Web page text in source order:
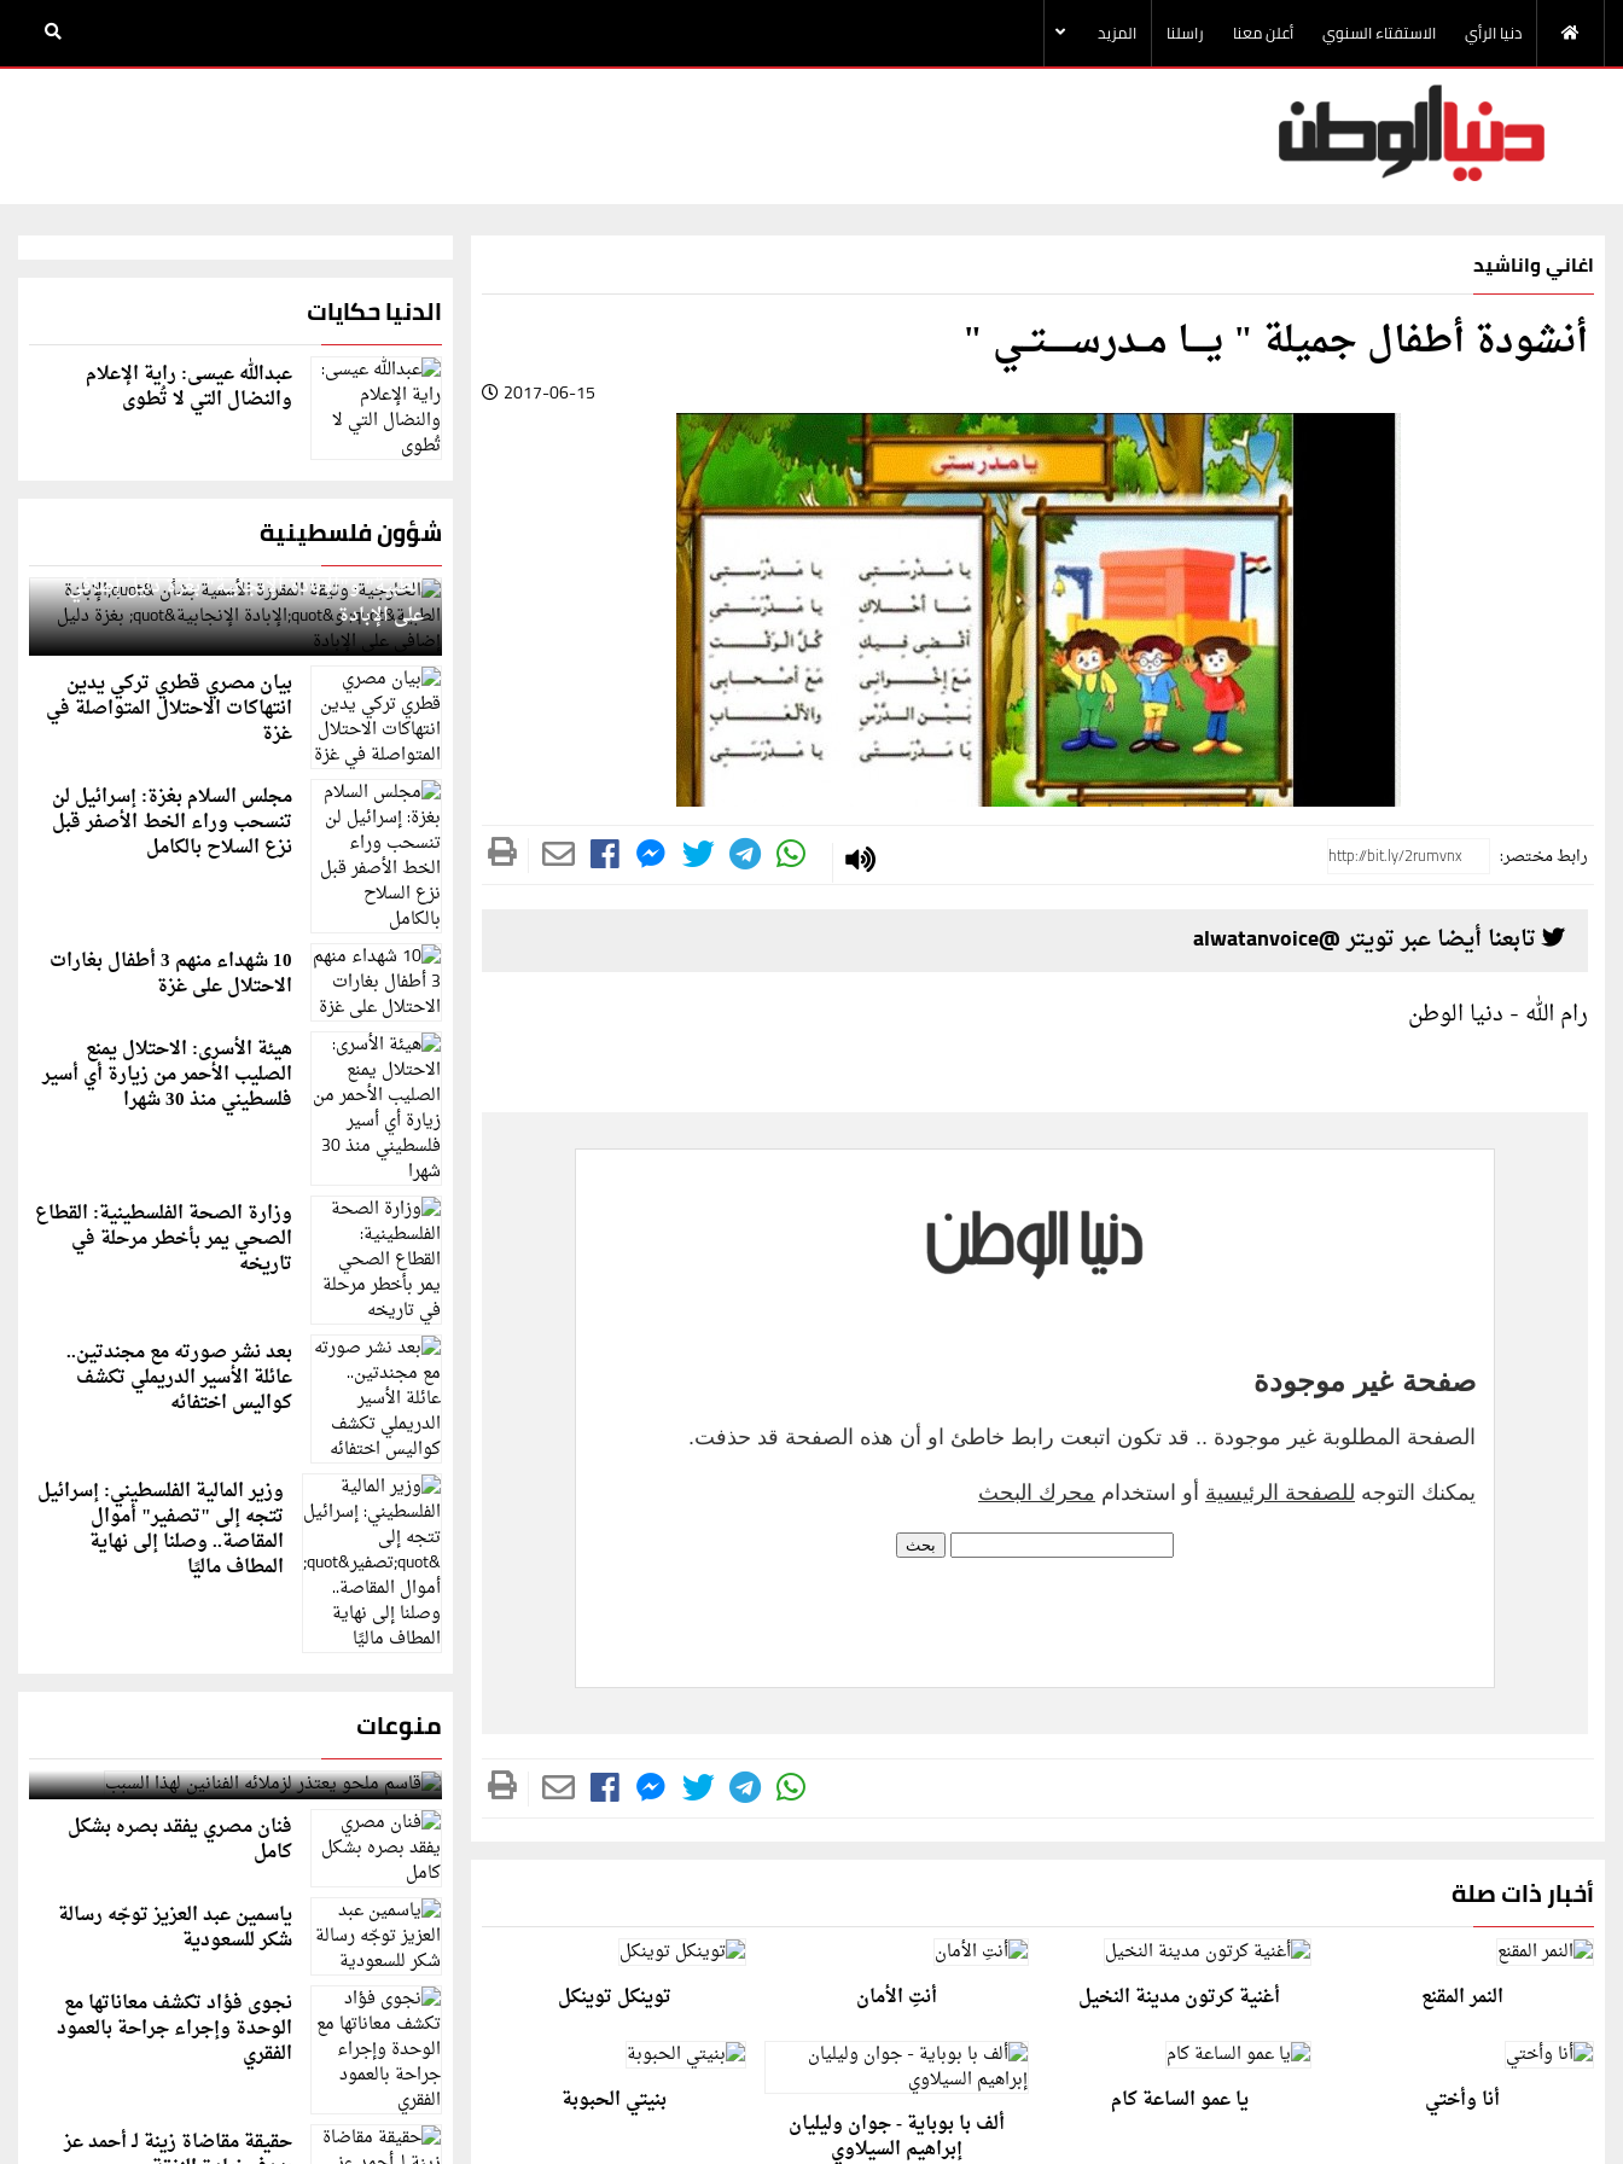
دنيا الرأي الاستفتاء السنوي أعلن معنا راسلنا المزيد
اغاني واناشيد
أنشودة أطفال جميلة " يــــا مــدرســـــتــي "
2017-06-15
رابط مختصر:
تابعنا أيضا عبر تويتر @alwatanvoice
رام الله - دنيا الوطن
أخبار ذات صلة
النمر المقنع أغنية كرتون مدينة النخيل أنتِ الأمان توينكل توينكل
أنا وأختي يا عمو الساعة كام
ألف با بوباية - جوان وليليان
إبراهيم السيلاوي
بنيتي الحبوبة
الدنيا حكايات
عبدالله عيسى: راية الإعلام
والنضال التي لا تُطوى
شؤون فلسطينية
الخارجية: وثيقة المقررة الأممية بشأن "الإبادة
الطبية" و"الإبادة الإنجابية" بغزة دليل إضافي
على الإبادة
بيان مصري قطري تركي يدين
انتهاكات الاحتلال المتواصلة في
غزة
مجلس السلام بغزة: إسرائيل لن
تنسحب وراء الخط الأصفر قبل
نزع السلاح بالكامل
10 شهداء منهم 3 أطفال بغارات
الاحتلال على غزة
هيئة الأسرى: الاحتلال يمنع
الصليب الأحمر من زيارة أي أسير
فلسطيني منذ 30 شهرا
وزارة الصحة الفلسطينية: القطاع
الصحي يمر بأخطر مرحلة في
تاريخه
بعد نشر صورته مع مجندتين..
عائلة الأسير الدريملي تكشف
كواليس اختفائه
وزير المالية الفلسطيني: إسرائيل
تتجه إلى "تصفير" أموال
المقاصة.. وصلنا إلى نهاية
المطاف ماليًا
منوعات
قاسم ملحو يعتذر لزملائه الفنانين لهذا السبب
فنان مصري يفقد بصره بشكل
كامل
ياسمين عبد العزيز توجّه رسالة
شكر للسعودية
نجوى فؤاد تكشف معاناتها مع
الوحدة وإجراء جراحة بالعمود
الفقري
حقيقة مقاضاة زينة لـ أحمد عز